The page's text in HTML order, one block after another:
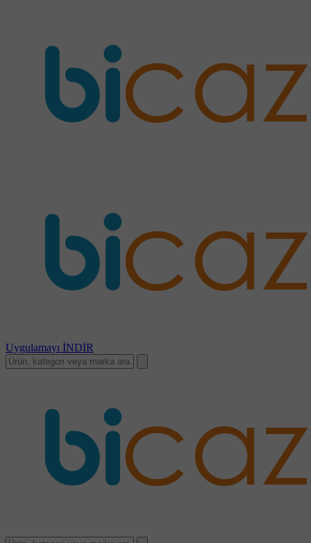
Uygulamayı İNDİR